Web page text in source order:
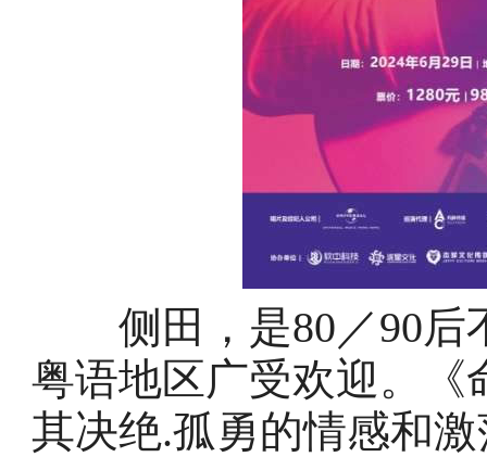
侧田，是80／90后
粤语地区广受欢迎。《
其决绝.孤勇的情感和